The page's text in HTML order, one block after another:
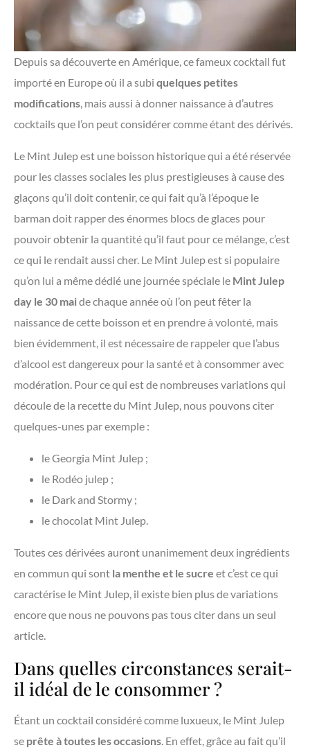
Depuis sa découverte en Amérique, ce fameux cocktail fut
importé en Europe où il a subi quelques petites
modifications, mais aussi à donner naissance à d’autres
cocktails que l’on peut considérer comme étant des dérivés.
Le Mint Julep est une boisson historique qui a été réservée
pour les classes sociales les plus prestigieuses à cause des
glaçons qu’il doit contenir, ce qui fait qu’à l’époque le
barman doit rapper des énormes blocs de glaces pour
pouvoir obtenir la quantité qu’il faut pour ce mélange, c’est
ce qui le rendait aussi cher. Le Mint Julep est si populaire
qu’on lui a même dédié une journée spéciale le Mint Julep
day le 30 maide chaque année où l’on peut fêter la
naissance de cette boisson et en prendre à volonté, mais
bien évidemment, il est nécessaire de rappeler que l’abus
d’alcool est dangereux pour la santé et à consommer avec
modération. Pour ce qui est de nombreuses variations qui
découle de la recette du Mint Julep, nous pouvons citer
quelques-unes par exemple :
le Georgia Mint Julep ;
le Rodéo julep ;
le Dark and Stormy ;
le chocolat Mint Julep.
Toutes ces dérivées auront unanimement deux ingrédients
en commun qui sont la menthe et le sucre et c’est ce qui
caractérise le Mint Julep, il existe bien plus de variations
encore que nous ne pouvons pas tous citer dans un seul
article.
Dans quelles circonstances serait-
il idéal de le consommer ?
Étant un cocktail considéré comme luxueux, le Mint Julep
se prête à toutes les occasions. En effet, grâce au fait qu’il